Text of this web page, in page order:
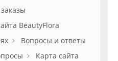
BeautyFlora
Вопросы и ответы
Карта сайта